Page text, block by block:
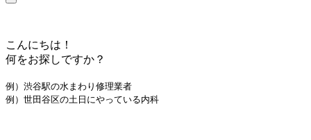
こんにちは！
何をお探しですか？
例）渋谷駅の水まわり修理業者
例）世田谷区の土日にやっている内科